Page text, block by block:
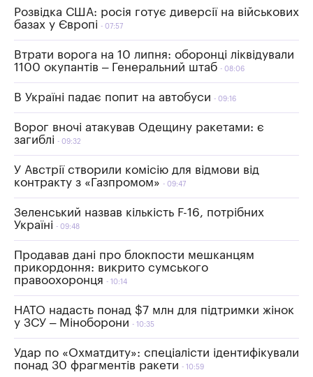
Розвідка США: росія готує диверсії на військових
базах у Європі
07:57
Втрати ворога на 10 липня: оборонці ліквідували
1100 окупантів – Генеральний штаб
08:06
В Україні падає попит на автобуси 09:16
Ворог вночі атакував Одещину ракетами: є
загиблі
09:32
У Австрії створили комісію для відмови від
контракту з «Газпромом»
09:47
Зеленський назвав кількість F-16, потрібних
Україні
09:48
Продавав дані про блокпости мешканцям
прикордоння: викрито сумського
правоохоронця
10:14
НАТО надасть понад $7 млн для підтримки жінок
у ЗСУ – Міноборони
10:35
Удар по «Охматдиту»: спеціалісти ідентифікували
понад 30 фрагментів ракети
10:59